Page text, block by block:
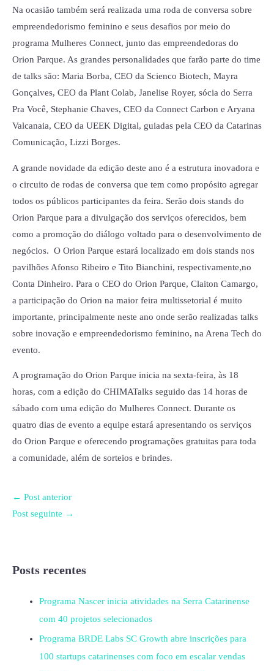
Na ocasião também será realizada uma roda de conversa sobre
empreendedorismo feminino e seus desafios por meio do
programa Mulheres Connect, junto das empreendedoras do
Orion Parque. As grandes personalidades que farão parte do time
de talks são: Maria Borba, CEO da Scienco Biotech, Mayra
Gonçalves, CEO da Plant Colab, Janelise Royer, sócia do Serra
Pra Você, Stephanie Chaves, CEO da Connect Carbon e Aryana
Valcanaia, CEO da UEEK Digital, guiadas pela CEO da Catarinas
Comunicação, Lizzi Borges.
A grande novidade da edição deste ano é a estrutura inovadora e
o circuito de rodas de conversa que tem como propósito agregar
todos os públicos participantes da feira. Serão dois stands do
Orion Parque para a divulgação dos serviços oferecidos, bem
como a promoção do diálogo voltado para o desenvolvimento de
negócios. O Orion Parque estará localizado em dois stands nos
pavilhões Afonso Ribeiro e Tito Bianchini, respectivamente,no
Conta Dinheiro. Para o CEO do Orion Parque, Claiton Camargo,
a participação do Orion na maior feira multissetorial é muito
importante, principalmente neste ano onde serão realizadas talks
sobre inovação e empreendedorismo feminino, na Arena Tech do
evento.
A programação do Orion Parque inicia na sexta-feira, às 18
horas, com a edição do CHIMATalks seguido das 14 horas de
sábado com uma edição do Mulheres Connect. Durante os
quatro dias de evento a equipe estará apresentando os serviços
do Orion Parque e oferecendo programações gratuitas para toda
a comunidade, além de sorteios e brindes.
← Post anterior
Post seguinte →
Posts recentes
Programa Nascer inicia atividades na Serra Catarinense
com 40 projetos selecionados
Programa BRDE Labs SC Growth abre inscrições para
100 startups catarinenses com foco em escalar vendas